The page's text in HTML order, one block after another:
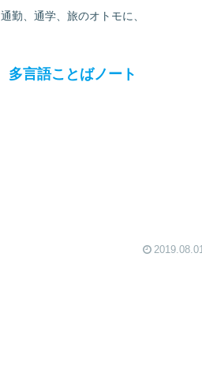
通勤、通学、旅のオトモに、
多言語ことばノート
2019.08.01